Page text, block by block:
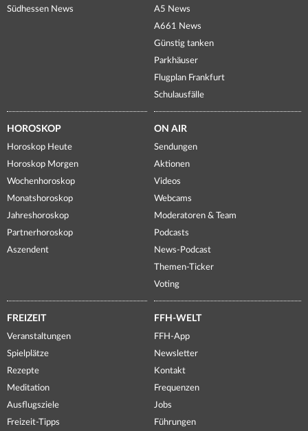
Südhessen News
A5 News
A661 News
Günstig tanken
Parkhäuser
Flugplan Frankfurt
Schulausfälle
HOROSKOP
Horoskop Heute
Horoskop Morgen
Wochenhoroskop
Monatshoroskop
Jahreshoroskop
Partnerhoroskop
Aszendent
ON AIR
Sendungen
Aktionen
Videos
Webcams
Moderatoren & Team
Podcasts
News-Podcast
Themen-Ticker
Voting
FREIZEIT
Veranstaltungen
Spielplätze
Rezepte
Meditation
Ausflugsziele
Freizeit-Tipps
FFH-WELT
FFH-App
Newsletter
Kontakt
Frequenzen
Jobs
Führungen